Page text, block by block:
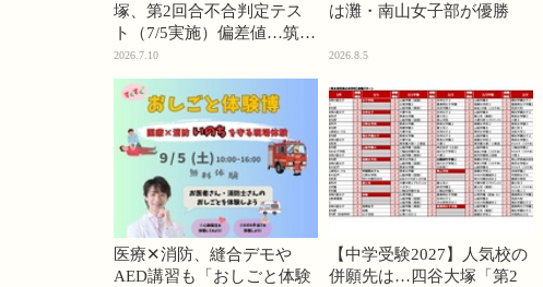
塚、第2回合不合判定テス
ト（7/5実施）偏差値…筑駒
74・桜蔭70＜PR＞
2026.7.10
は灘・南山女子部が優勝
2026.8.5
医療✕消防、縫合デモや
AED講習も「おしごと体験
【中学受験2027】人気校の
併願先は…四谷大塚「第2